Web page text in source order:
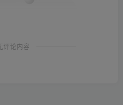
评论内容